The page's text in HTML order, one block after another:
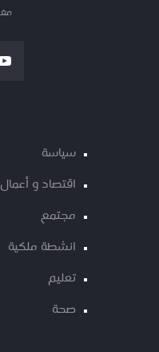
سياسة
اقتصاد و أعمال
مجتمع
انشطة ملكية
تعليم
صحة